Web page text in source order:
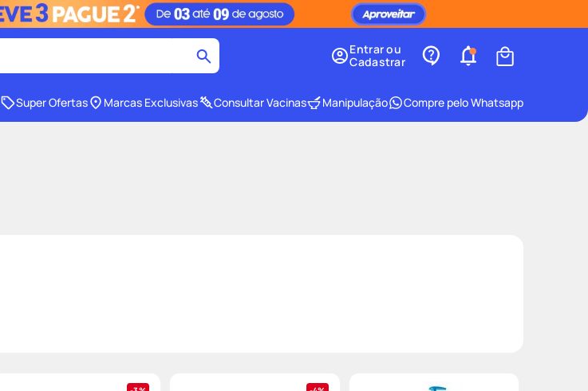
Entrar ou
Cadastrar
Super Ofertas Marcas Exclusivas Consultar Vacinas Manipulação Compre pelo Whatsapp